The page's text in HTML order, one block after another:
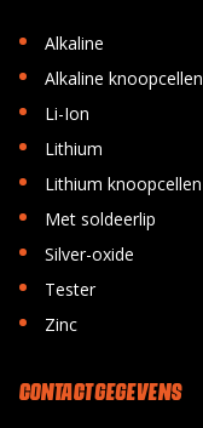
• Alkaline
• Alkaline knoopcellen
• Li-Ion
• Lithium
• Lithium knoopcellen
• Met soldeerlip
• Silver-oxide
• Tester
• Zinc
CONTACT GEGEVENS